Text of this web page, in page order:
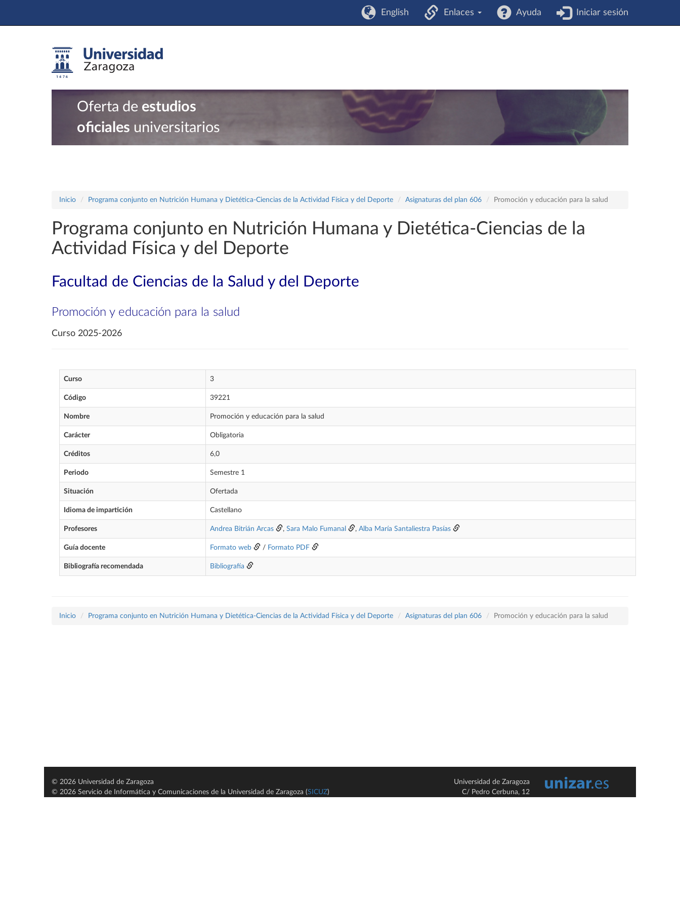
English Enlaces Ayuda Iniciar sesión
Oferta de estudios
oficiales universitarios
Inicio Programa conjunto en Nutrición Humana y Dietética-Ciencias de la Actividad Física y del Deporte Asignaturas del plan 606 Promoción y educación para la salud
Programa conjunto en Nutrición Humana y Dietética-Ciencias de la
Actividad Física y del Deporte
Facultad de Ciencias de la Salud y del Deporte
Promoción y educación para la salud
Curso 2025-2026
Curso 3
Código 39221
Nombre Promoción y educación para la salud
Carácter Obligatoria
Créditos 6,0
Periodo Semestre 1
Situación Ofertada
Idioma de impartición Castellano
Profesores Andrea Bitrián Arcas , Sara Malo Fumanal , Alba María Santaliestra Pasías
Guía docente Formato web / Formato PDF
Bibliografía recomendada Bibliografía
Inicio Programa conjunto en Nutrición Humana y Dietética-Ciencias de la Actividad Física y del Deporte Asignaturas del plan 606 Promoción y educación para la salud
© 2026 Universidad de Zaragoza
© 2026 Servicio de Informática y Comunicaciones de la Universidad de Zaragoza (SICUZ)
Universidad de Zaragoza
C/ Pedro Cerbuna, 12